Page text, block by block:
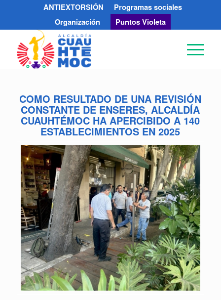
ANTIEXTORSIÓN
Programas sociales
Organización
Puntos Violeta
COMO RESULTADO DE UNA REVISIÓN
CONSTANTE DE ENSERES, ALCALDÍA
CUAUHTÉMOC HA APERCIBIDO A 140
ESTABLECIMIENTOS EN 2025